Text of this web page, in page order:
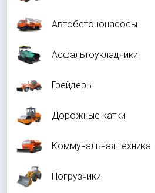
Автобетононасосы
Асфальтоукладчики
Грейдеры
Дорожные катки
Коммунальная техника
Погрузчики